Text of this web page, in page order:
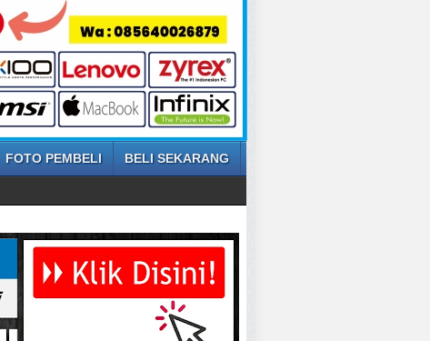
FOTO PEMBELI BELI SEKARANG